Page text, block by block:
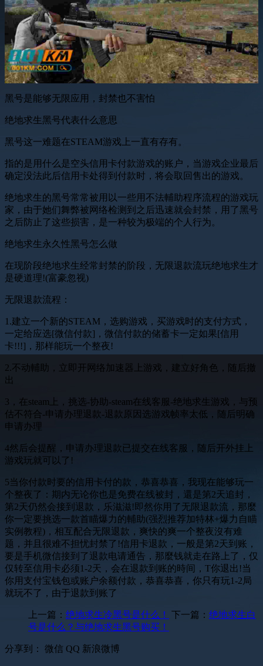
黑号是能够无限应用，封禁也不害怕
绝地求生黑号代表什么意思
黑号这一难题在STEAM游戏上一直有存有。
指的是用什么是空头信用卡付款游戏的账户，当游戏企业最后
确定没法此后信用卡处得到付款时，将会取回售出的游戏。
绝地求生的黑号常常被用以一些用不法輔助程序流程的游戏玩
家，由于她们舞弊被网络检测到之后迅速就会封禁，用了黑号
之后防止了这些损害，是一种较为极端的个人行为。
绝地求生永久性黑号怎么做
在现阶段绝地求生经常封禁的阶段，无限退款流玩绝地求生才
是硬道理!(富豪忽视)
无限退款流程：
1.建立一个新的STEAM，选购游戏，买游戏时的支付方式，
一定给应选[微信付款]，微信付款的储蓄卡一定如果[信用
卡!!!]，那样能玩一个整夜!
2.不动輔助，立即开网络加速器上游戏，建立好角色，随后撤
出
3，在steam上，挑选-协助-steam在线客服-绝地求生游戏，与预
估不符合-申请办理退款-退款原因选游戏帧率太低，随后明确
申请办理
4然后会提醒，申请办理退款已提交在线客服，随后开外挂上
游戏玩就可以了!
5当你付款时要的信用卡付的款，恭喜恭喜，我现在能够玩一
个整夜了：期内无论你也是免费在线被封，還是第2天追封，
第2天仍然会接到退款，乐滋滋!即然你用了无限退款流，那麼
你一定要挑选一款首瞄爆力的輔助(强烈推荐加特林+爆力自瞄
实例教程)，相互配合无限退款，爽快的爽一个整夜沒有难
题，并且很难不担忧封禁了!信用卡退款，一般是第2天到账，
要是手机微信接到了退款电请通告，那麼钱就走在路上了，仅
仅转至信用卡必须1-2天，会在退款到账的時间，T你退出!当
你用支付宝钱包或账户余额付款，恭喜恭喜，你只有玩1-2局
就玩不了，由于退款到账了
上一篇： 绝地求生冷黑号是什么！ 下一篇： 绝地求生白
号是什么？与绝地求生黑号购买！
分享到： 微信 QQ 新浪微博